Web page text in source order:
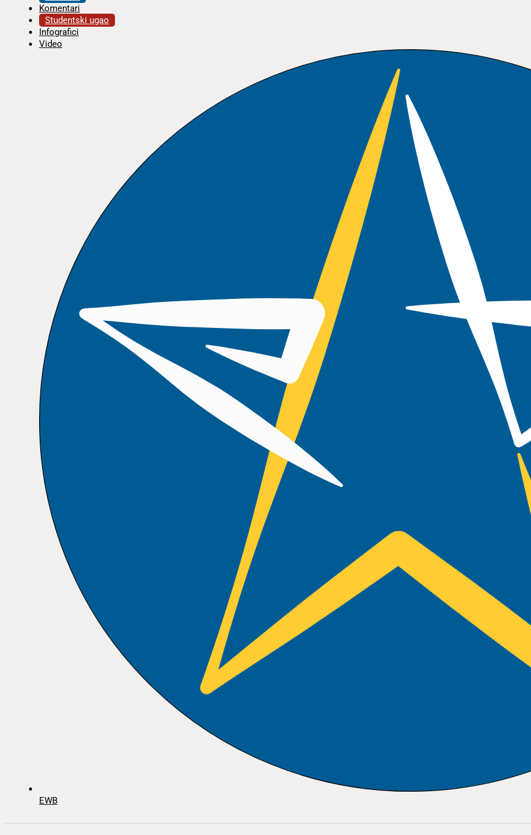
Komentari
Studentski ugao
Infografici
Video
EWB